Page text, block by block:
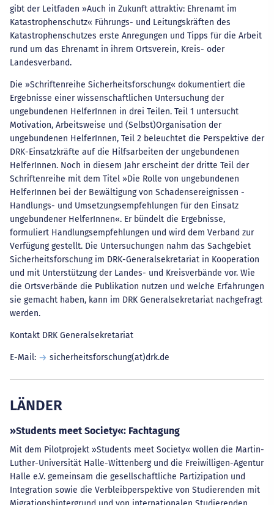
gibt der Leitfaden »Auch in Zukunft attraktiv: Ehrenamt im
Katastrophenschutz« Führungs- und Leitungskräften des
Katastrophenschutzes erste Anregungen und Tipps für die Arbeit
rund um das Ehrenamt in ihrem Ortsverein, Kreis- oder
Landesverband.
Die »Schriftenreihe Sicherheitsforschung« dokumentiert die
Ergebnisse einer wissenschaftlichen Untersuchung der
ungebundenen HelferInnen in drei Teilen. Teil 1 untersucht
Motivation, Arbeitsweise und (Selbst)Organisation der
ungebundenen HelferInnen, Teil 2 beleuchtet die Perspektive der
DRK-Einsatzkräfte auf die Hilfsarbeiten der ungebundenen
HelferInnen. Noch in diesem Jahr erscheint der dritte Teil der
Schriftenreihe mit dem Titel »Die Rolle von ungebundenen
HelferInnen bei der Bewältigung von Schadensereignissen -
Handlungs- und Umsetzungsempfehlungen für den Einsatz
ungebundener HelferInnen«. Er bündelt die Ergebnisse,
formuliert Handlungsempfehlungen und wird dem Verband zur
Verfügung gestellt. Die Untersuchungen nahm das Sachgebiet
Sicherheitsforschung im DRK-Generalsekretariat in Kooperation
und mit Unterstützung der Landes- und Kreisverbände vor. Wie
die Ortsverbände die Publikation nutzen und welche Erfahrungen
sie gemacht haben, kann im DRK Generalsekretariat nachgefragt
werden.
Kontakt DRK Generalsekretariat
E-Mail: sicherheitsforschung(at)drk.de
LÄNDER
»Students meet Society«: Fachtagung
Mit dem Pilotprojekt »Students meet Society« wollen die Martin-
Luther-Universität Halle-Wittenberg und die Freiwilligen-Agentur
Halle e.V. gemeinsam die gesellschaftliche Partizipation und
Integration sowie die Verbleibperspektive von Studierenden mit